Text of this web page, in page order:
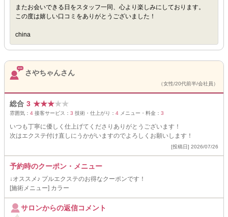
またお会いできる日をスタッフ一同、心より楽しみにしております。
この度は嬉しい口コミをありがとうございました！
china
さやちゃんさん
（女性/20代前半/会社員）
総合 3 ★★★★★
雰囲気： 4 接客サービス： 3 技術・仕上がり： 4 メニュー・料金： 3
いつも丁寧に優しく仕上げてくださりありがとうございます！
次はエクステ付け直しにうかがいますのでよろしくお願いします！
[投稿日] 2026/07/26
予約時のクーポン・メニュー
↓オススメ♪ プルエクステのお得なクーポンです！
[施術メニュー] カラー
サロンからの返信コメント